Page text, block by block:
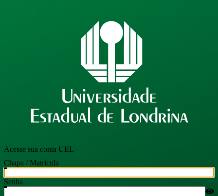
Acesse sua conta UEL
Chapa / Matrícula
Senha